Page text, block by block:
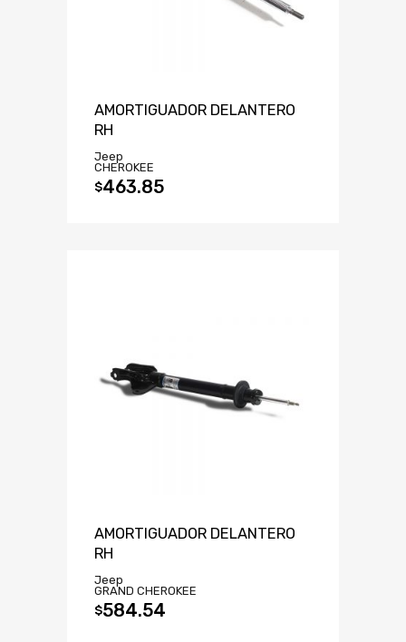
AMORTIGUADOR DELANTERO
RH
Jeep
CHEROKEE
$463.85
AMORTIGUADOR DELANTERO
RH
Jeep
GRAND CHEROKEE
$584.54